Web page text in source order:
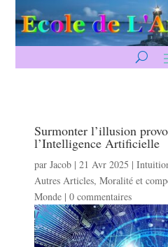
Surmonter l’illusion
l’Intelligence Artificielle
parJacob |21 Avr 2025 |
Autres Articles,Moralité et
Monde |0 commentaires